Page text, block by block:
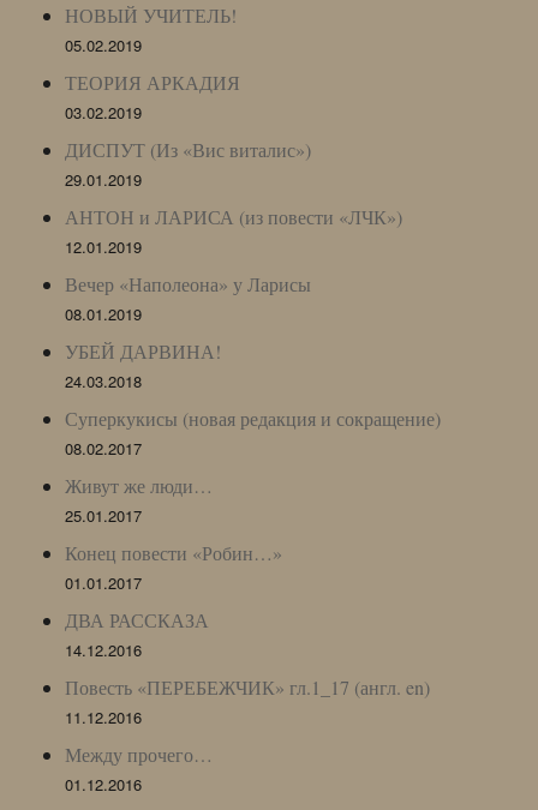
НОВЫЙ УЧИТЕЛЬ!
05.02.2019
ТЕОРИЯ АРКАДИЯ
03.02.2019
ДИСПУТ (Из «Вис виталис»)
29.01.2019
АНТОН и ЛАРИСА (из повести «ЛЧК»)
12.01.2019
Вечер «Наполеона» у Ларисы
08.01.2019
УБЕЙ ДАРВИНА!
24.03.2018
Суперкукисы (новая редакция и сокращение)
08.02.2017
Живут же люди…
25.01.2017
Конец повести «Робин…»
01.01.2017
ДВА РАССКАЗА
14.12.2016
Повесть «ПЕРЕБЕЖЧИК» гл.1_17 (англ. en)
11.12.2016
Между прочего…
01.12.2016